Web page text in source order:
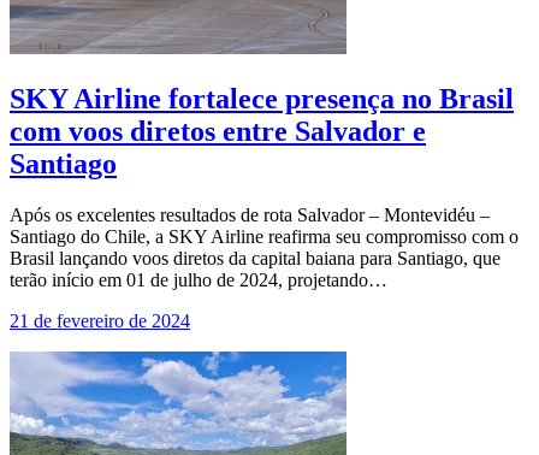
SKY Airline fortalece presença no Brasil
com voos diretos entre Salvador e
Santiago
Após os excelentes resultados de rota Salvador – Montevidéu –
Santiago do Chile, a SKY Airline reafirma seu compromisso com o
Brasil lançando voos diretos da capital baiana para Santiago, que
terão início em 01 de julho de 2024, projetando…
21 de fevereiro de 2024